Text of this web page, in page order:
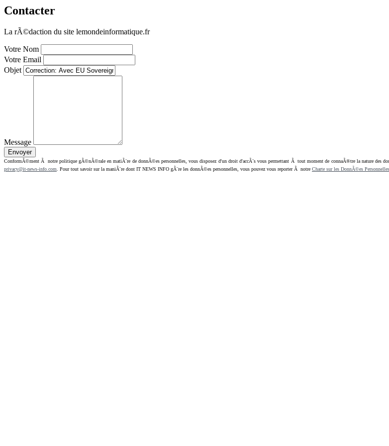
Contacter
La rÃ©daction du site lemondeinformatique.fr
Votre Nom
Votre Email
Objet
Message
ConformÃ©ment Ã notre politique gÃ©nÃ©rale en matiÃ¨re de donnÃ©es personnelles, vous disposez d'un droit d'accÃ¨s vous permettant Ã tout moment de connaÃ®tre la nature des
privacy@it-news-info.com . Pour tout savoir sur la maniÃ¨re dont IT NEWS INFO gÃ¨re les donnÃ©es personnelles, vous pouvez vous reporter Ã notre Charte sur les DonnÃ©es Personnelles.